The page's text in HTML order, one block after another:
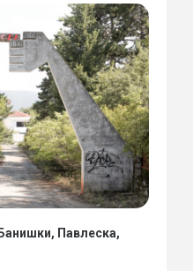
Павлеска,